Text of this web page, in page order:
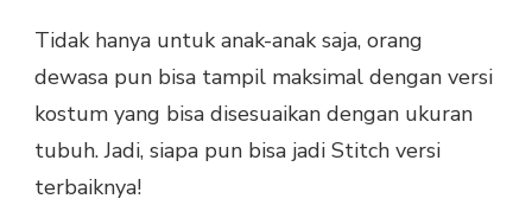
Tidak hanya untuk anak-anak saja, orang
dewasa pun bisa tampil maksimal dengan versi
kostum yang bisa disesuaikan dengan ukuran
tubuh. Jadi, siapa pun bisa jadi Stitch versi
terbaiknya!